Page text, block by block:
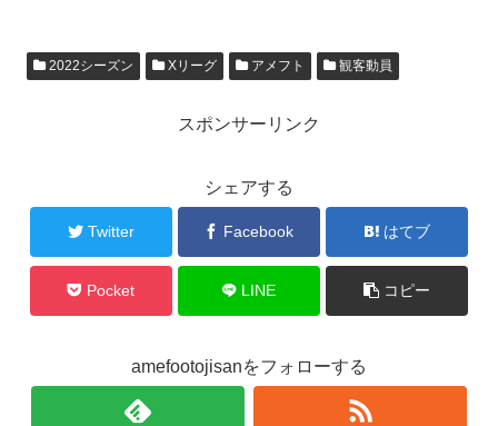
2022シーズン Xリーグ アメフト 観客動員
スポンサーリンク
シェアする
Twitter Facebook はてブ
Pocket LINE コピー
amefootojisanをフォローする